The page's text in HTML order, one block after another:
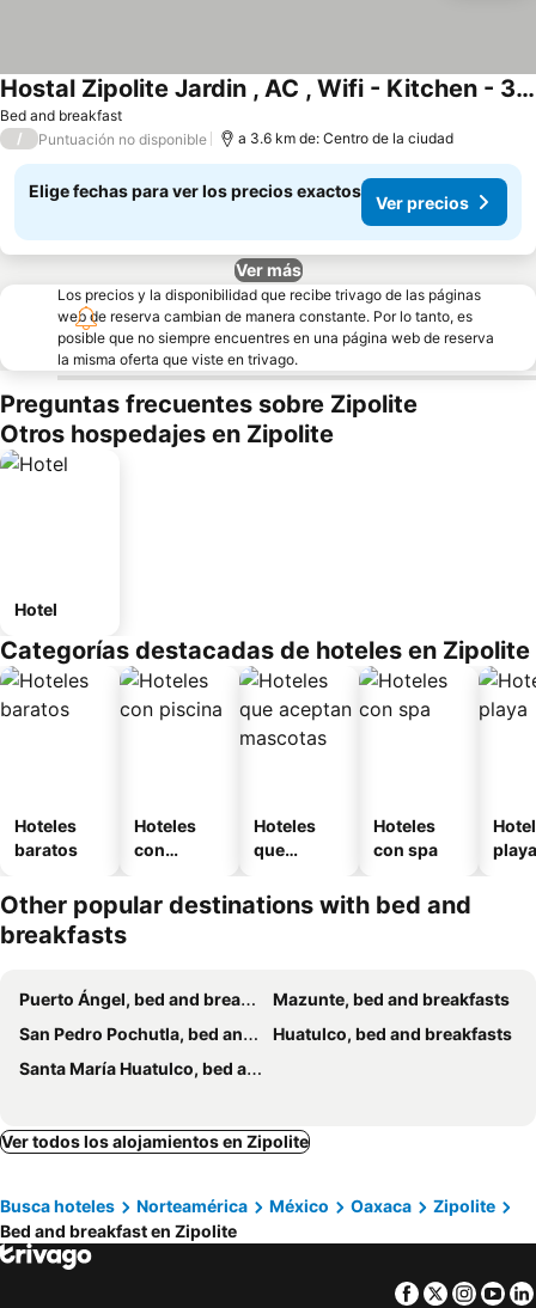
Bed and breakfast
Hostal Zipolite Jardin , AC , Wifi - Kitchen - 3 minutes Walking Beach
/ Puntuación no disponible a 3.6 km de: Centro de la ciudad
Elige fechas para ver los precios exactos
Ver precios
Ver más
Los precios y la disponibilidad que recibe trivago de las páginas
web de reserva cambian de manera constante. Por lo tanto, es
posible que no siempre encuentres en una página web de reserva
la misma oferta que viste en trivago.
Preguntas frecuentes sobre Zipolite
Otros hospedajes en Zipolite
Hotel
Categorías destacadas de hoteles en Zipolite
Hoteles
baratos
Hoteles
con
Hoteles
que
mascotas
Hoteles
con spa
playa
Other popular destinations with bed and
breakfasts
Puerto Ángel, bed and breakfasts
Mazunte, bed and breakfasts
San Pedro Pochutla, bed and breakfasts
Huatulco, bed and breakfasts
Santa María Huatulco, bed and breakfasts
Ver todos los alojamientos en Zipolite
Busca hoteles Norteamérica México Oaxaca
Zipolite
Bed and breakfast en Zipolite
Facebook
Twitter